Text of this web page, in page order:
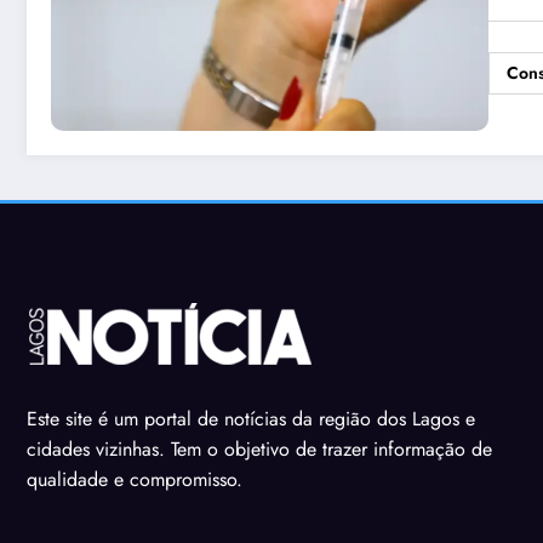
Este site é um portal de notícias da região dos Lagos e
cidades vizinhas. Tem o objetivo de trazer informação de
qualidade e compromisso.